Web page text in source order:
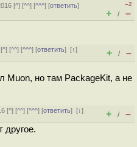
[^] [^^] [^^^] [ответить]
–2
+ / –
^] [^^] [^^^] [ответить][↑]
+ / –
Muon, но там PackageKit, а не
[^] [^^] [^^^] [ответить][↓]
+ / –
другое.